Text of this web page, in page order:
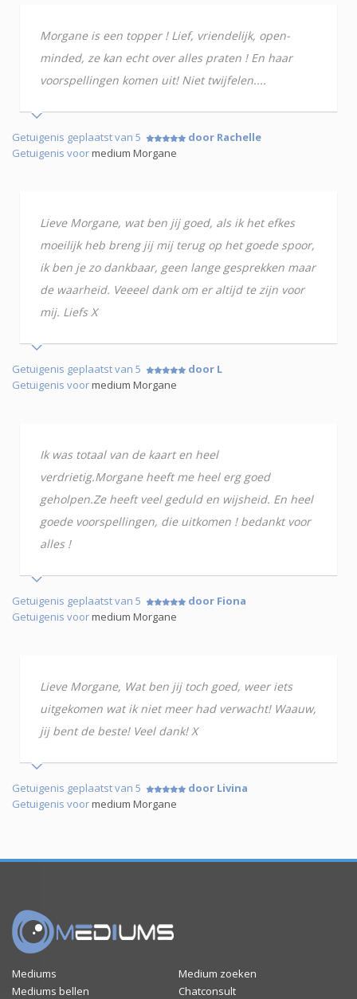
Morgane is een topper ! Lief, vriendelijk, open-
minded, ze kan echt over alles praten ! En haar
voorspellingen komen uit! Niet twijfelen....
Getuigenis geplaatst van 5
door Rachelle
Getuigenis voormedium Morgane
Lieve Morgane, wat ben jij goed, als ik het efkes
moeilijk heb breng jij mij terug op het goede spoor,
ik ben je zo dankbaar, geen lange gesprekken maar
de waarheid. Veeeel dank om er altijd te zijn voor
mij. Liefs X
Getuigenis geplaatst van 5
door L
Getuigenis voormedium Morgane
Ik was totaal van de kaart en heel
verdrietig.Morgane heeft me heel erg goed
geholpen.Ze heeft veel geduld en wijsheid. En heel
goede voorspellingen, die uitkomen ! bedankt voor
alles !
Getuigenis geplaatst van 5
door Fiona
Getuigenis voormedium Morgane
Lieve Morgane, Wat ben jij toch goed, weer iets
uitgekomen wat ik niet meer had verwacht! Waauw,
jij bent de beste! Veel dank! X
Getuigenis geplaatst van 5
door Livina
Getuigenis voormedium Morgane
Mediums
Medium zoeken
Mediums bellen
Chatconsult